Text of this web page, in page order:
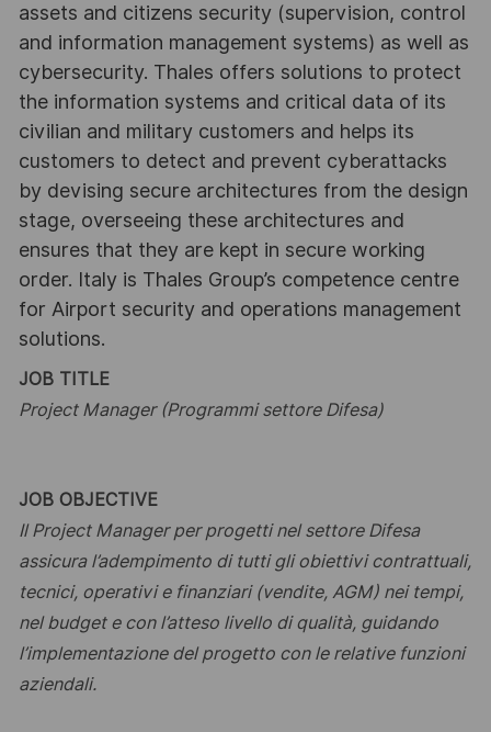
assets and citizens security (supervision, control
and information management systems) as well as
cybersecurity. Thales offers solutions to protect
the information systems and critical data of its
civilian and military customers and helps its
customers to detect and prevent cyberattacks
by devising secure architectures from the design
stage, overseeing these architectures and
ensures that they are kept in secure working
order. Italy is Thales Group’s competence centre
for Airport security and operations management
solutions.
JOB TITLE
Project Manager (Programmi settore Difesa)
JOB OBJECTIVE
Il Project Manager per progetti nel settore Difesa
assicura l’adempimento di tutti gli obiettivicontrattuali,
tecnici, operativi e finanziari (vendite, AGM) nei tempi,
nel budget e con l’atteso livello di qualità, guidando
l’implementazione del progetto con le relative funzioni
aziendali.